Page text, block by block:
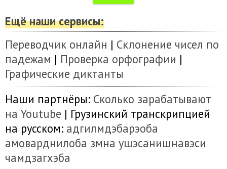
Ещё наши сервисы:
Переводчик онлайн | Склонение чисел по
падежам | Проверка орфографии |
Графические диктанты
Наши партнёры: Сколько зарабатывают
на Youtube | Грузинский транскрипцией
на русском: адгилмдэбарэоба
амоварднилоба змна ушэсанишнавэси
чамдзагхэба